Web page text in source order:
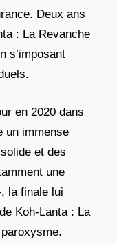
Deux ans
: La Revanche
s’imposant
en 2020 dans
un immense
et des
une
la finale lui
Koh-Lanta : La